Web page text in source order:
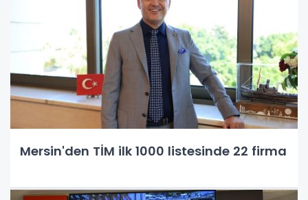
Mersin'den TİM ilk 1000 listesinde 22 firma